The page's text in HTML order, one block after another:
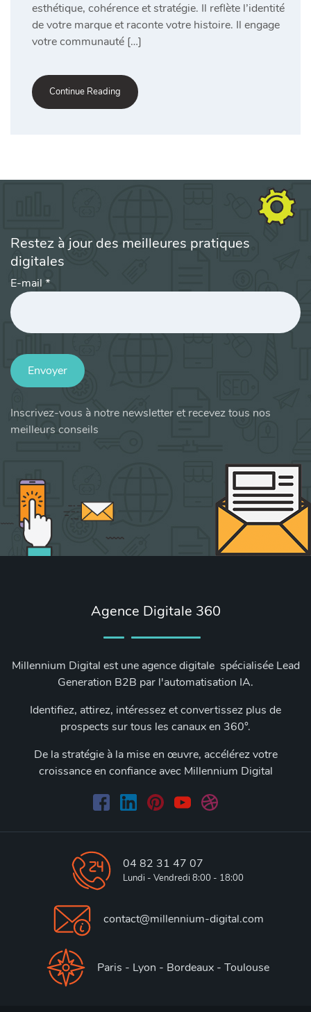
esthétique, cohérence et stratégie. Il reflète l’identité
de votre marque et raconte votre histoire. Il engage
votre communauté […]
Continue Reading
Restez à jour des meilleures pratiques
digitales
E-mail *
Envoyer
Inscrivez-vous à notre newsletter et recevez tous nos
meilleurs conseils
Agence Digitale 360
Millennium Digital est une agence digitale spécialisée Lead
Generation B2B par l'automatisation IA.
Identifiez, attirez, intéressez et convertissez plus de
prospects sur tous les canaux en 360°.
De la stratégie à la mise en œuvre, accélérez votre
croissance en confiance avec Millennium Digital
04 82 31 47 07
Lundi - Vendredi 8:00 - 18:00
contact@millennium-digital.com
Paris - Lyon - Bordeaux - Toulouse